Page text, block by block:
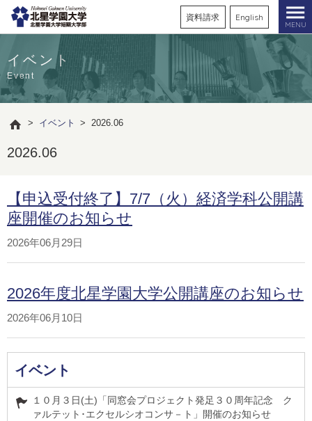
資料請求 English
MENU
イベント
Event
> イベント > 2026.06
2026.06
【申込受付終了】7/7（火）経済学科公開講
座開催のお知らせ
2026年06月29日
2026年度北星学園大学公開講座のお知らせ
2026年06月10日
イベント
１０月３日(土)「同窓会プロジェクト発足３０周年記念 ク
ァルテット･エクセルシオコンサ－ト」開催のお知らせ